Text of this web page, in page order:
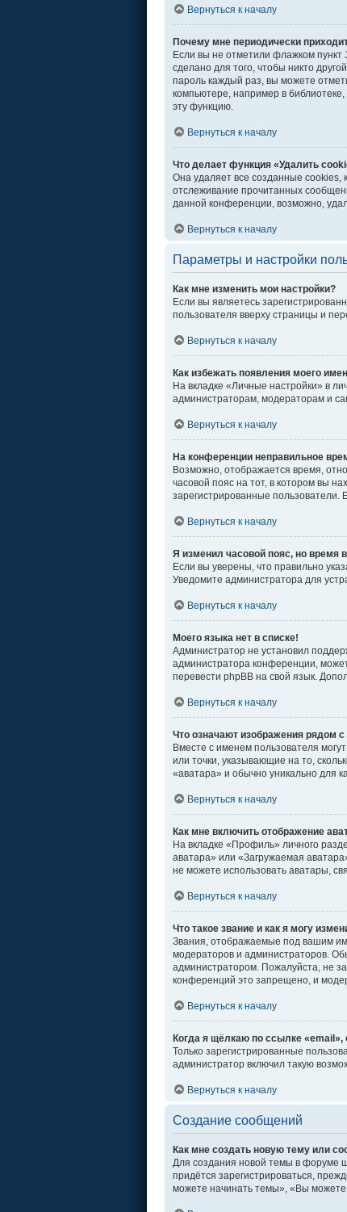
Вернуться к началу
Почему мне периодически
Если вы не отметили флажком пункт
сделано для того, чтобы никто
пароль каждый раз, вы можете
компьютере, например в
эту функцию.
Вернуться к началу
Что делает функция «Удалить
Она удаляет все созданные cookies,
отслеживание прочитанных
данной конференции, возможно,
Вернуться к началу
Параметры и настройки
Как мне изменить мои настройки?
Если вы являетесь
пользователя вверху страницы и
Вернуться к началу
Как избежать появления моего
На вкладке «Личные настройки» в
администраторам, модераторам и
Вернуться к началу
На конференции неправильное
Возможно, отображается время,
часовой пояс на тот, в котором вы
зарегистрированные пользователи.
Вернуться к началу
Я изменил часовой пояс, но время
Если вы уверены, что правильно
Уведомите администратора для
Вернуться к началу
Моего языка нет в списке!
Администратор не установил
администратора конференции,
перевести phpBB на свой язык.
Вернуться к началу
Что означают изображения рядом
Вместе с именем пользователя
или точки, указывающие на то,
«аватара» и обычно уникально для
Вернуться к началу
Как мне включить отображение
На вкладке «Профиль» личного
аватара» или «Загружаемая
не можете использовать аватары,
Вернуться к началу
Что такое звание и как я могу
Звания, отображаемые под вашим
модераторов и администраторов.
администратором. Пожалуйста, не
конференций это запрещено, и
Вернуться к началу
Когда я щёлкаю по ссылке
Только зарегистрированные
администратор включил такую
Вернуться к началу
Создание сообщений
Как мне создать новую тему или
Для создания новой темы в форуме
придётся зарегистрироваться,
можете начинать темы», «Вы можете